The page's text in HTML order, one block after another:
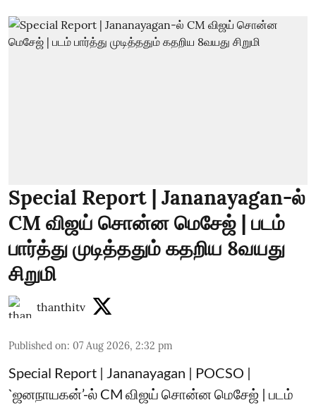
Special Report | Jananayagan-ல்
CM விஜய் சொன்ன மெசேஜ் | படம்
பார்த்து முடித்ததும் கதறிய 8வயது
சிறுமி
thanthitv
Published on: 07 Aug 2026, 2:32 pm
Special Report | Jananayagan | POCSO |
`ஜனநாயகன்’-ல் CM விஜய் சொன்ன மெசேஜ் | படம்